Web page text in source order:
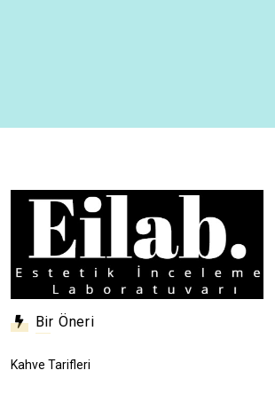
Bir Öneri
Kahve Tarifleri